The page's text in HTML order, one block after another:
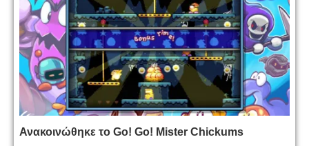
Ανακοινώθηκε το Go! Go! Mister Chickums